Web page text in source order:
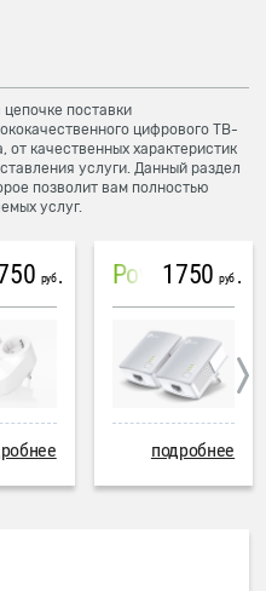
поставки
цифрового ТВ-
от качественных характеристик
услуги. Данный раздел
позволит вам полностью
услуг.
PowerLine Tenda PH6
руб PowerLine TP-Link AV600
1750 руб
подробнее